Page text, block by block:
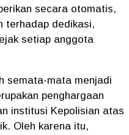
secara otomatis,
terhadap dedikasi,
setiap anggota
semata-mata menjadi
penghargaan
institusi Kepolisian atas
Oleh karena itu,